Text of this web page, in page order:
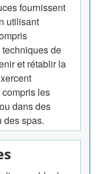
fournissent
utilisant
de
et rétablir la
les
dans des
des spas.